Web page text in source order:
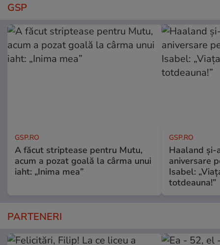
GSP
GSP.RO
A făcut striptease pentru Mutu,
acum a pozat goală la cârma unui
iaht: „Inima mea”
GSP.RO
Haaland
aniversare
Isabel:
totdeauna!”
PARTENERI